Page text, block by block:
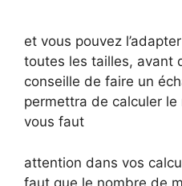
et vous pouvez
toutes les tailles, avant
conseille de faire un
permettra de calculer le
vous faut
attention dans vos
faut que le nombre de